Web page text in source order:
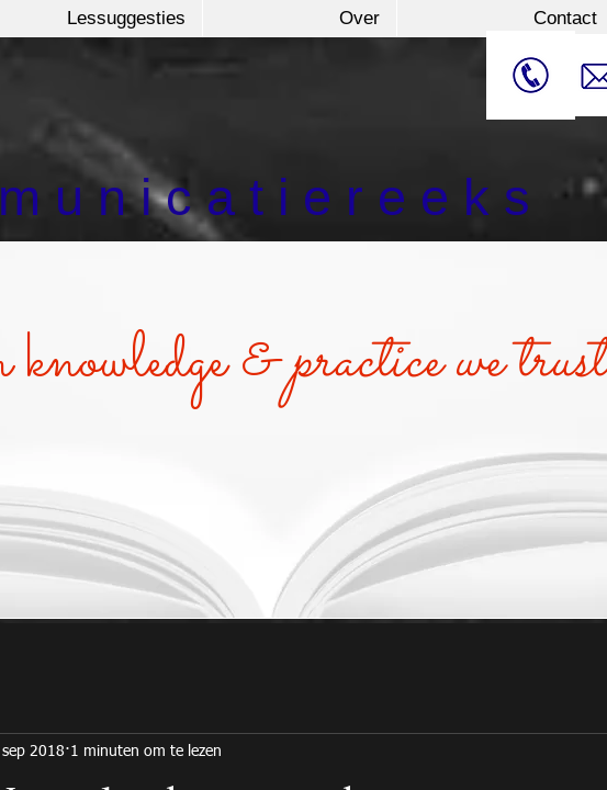
Lessuggesties Over Contact
u n i c a t i e r e e k s
&practice we trust
2018 1 minuten om te lezen